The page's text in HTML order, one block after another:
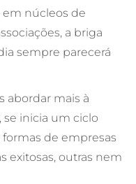
em núcleos de
a briga
sempre parecerá
abordar mais à
se inicia um ciclo
de empresas
exitosas, outras nem